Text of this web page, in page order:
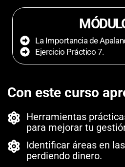
La Importancia de
Ejercicio Práctico 7.
Con este curso
Herramientas
para mejorar tu
Identificar áreas en
perdiendo dinero.